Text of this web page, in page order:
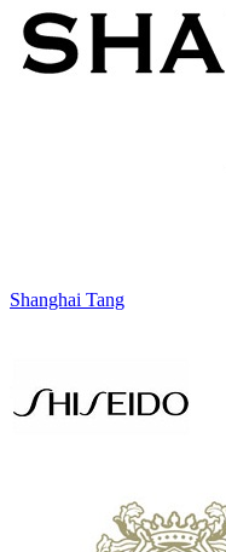
Shanghai Tang